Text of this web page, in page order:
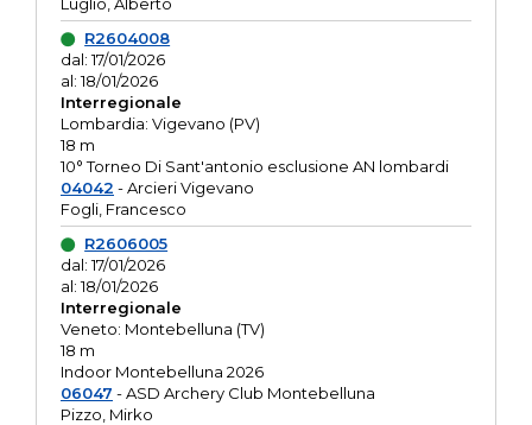
R2604008
dal: 17/01/2026
al: 18/01/2026
Interregionale
Lombardia: Vigevano (PV)
18 m
10° Torneo Di Sant'antonio esclusione AN lombardi
04042 - Arcieri Vigevano
Fogli, Francesco
R2606005
dal: 17/01/2026
al: 18/01/2026
Interregionale
Veneto: Montebelluna (TV)
18 m
Indoor Montebelluna 2026
06047 - ASD Archery Club Montebelluna
Pizzo, Mirko